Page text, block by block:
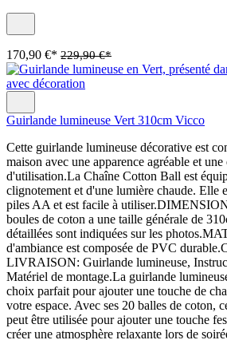
170,90 €* 229,90 €*
Guirlande lumineuse Vert 310cm Vicco
Cette guirlande lumineuse décorative est
maison avec une apparence agréable et
d'utilisation.La Chaîne Cotton Ball est
clignotement et d'une lumière chaude. Elle
piles AA et est facile à
boules de coton a une taille générale de
détaillées sont indiquées sur les
d'ambiance est composée de PVC
LIVRAISON: Guirlande lumineuse,
Matériel de montage.La guirlande
choix parfait pour ajouter une touche de
votre espace. Avec ses 20 balles de coton,
peut être utilisée pour ajouter une touche
créer une atmosphère relaxante lors de